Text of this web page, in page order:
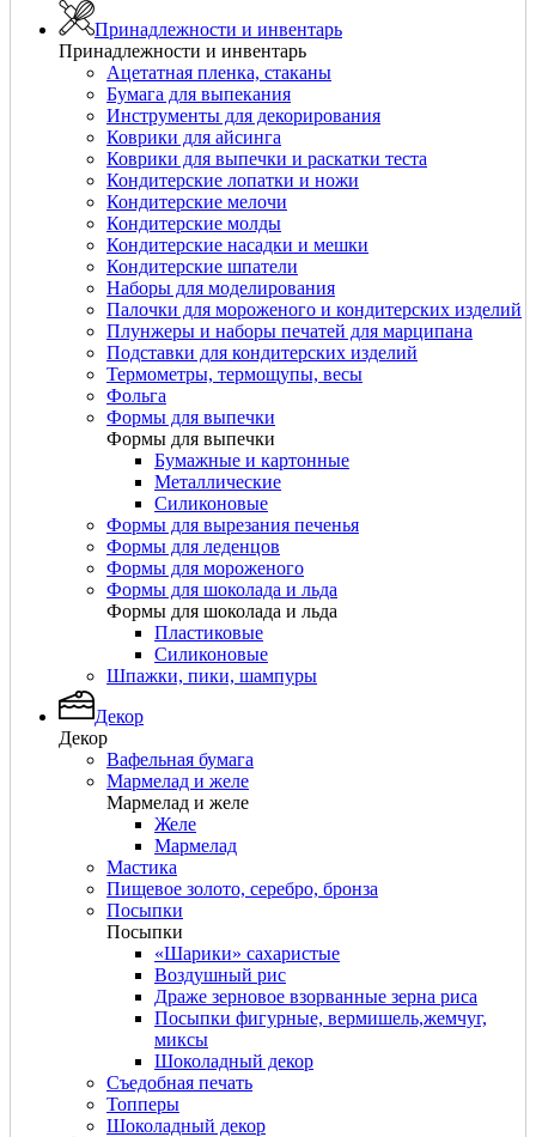
Принадлежности и инвентарь
Принадлежности и инвентарь
Ацетатная пленка, стаканы
Бумага для выпекания
Инструменты для декорирования
Коврики для айсинга
Коврики для выпечки и раскатки теста
Кондитерские лопатки и ножи
Кондитерские мелочи
Кондитерские молды
Кондитерские насадки и мешки
Кондитерские шпатели
Наборы для моделирования
Палочки для мороженого и кондитерских изделий
Плунжеры и наборы печатей для марципана
Подставки для кондитерских изделий
Термометры, термощупы, весы
Фольга
Формы для выпечки
Формы для выпечки
Бумажные и картонные
Металлические
Силиконовые
Формы для вырезания печенья
Формы для леденцов
Формы для мороженого
Формы для шоколада и льда
Формы для шоколада и льда
Пластиковые
Силиконовые
Шпажки, пики, шампуры
Декор
Декор
Вафельная бумага
Мармелад и желе
Мармелад и желе
Желе
Мармелад
Мастика
Пищевое золото, серебро, бронза
Посыпки
Посыпки
«Шарики» сахаристые
Воздушный рис
Драже зерновое взорванные зерна риса
Посыпки фигурные, вермишель,жемчуг,
миксы
Шоколадный декор
Съедобная печать
Топперы
Шоколадный декор